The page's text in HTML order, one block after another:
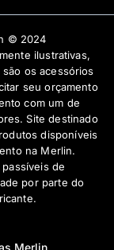
Merlin
© 2024
ilustrativas,
os acessórios
seu orçamento
com um de
Site destinado
disponíveis
na Merlin.
de
por parte do